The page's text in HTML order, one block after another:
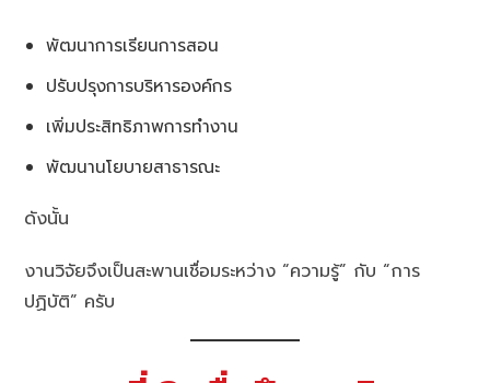
พัฒนาการเรียนการสอน
ปรับปรุงการบริหารองค์กร
เพิ่มประสิทธิภาพการทำงาน
พัฒนานโยบายสาธารณะ
ดังนั้น
งานวิจัยจึงเป็นสะพานเชื่อมระหว่าง “ความรู้” กับ “การ
ปฏิบัติ” ครับ